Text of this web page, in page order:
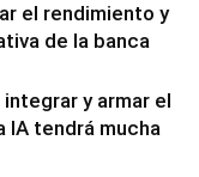
el rendimiento y
de la banca
y armar el
IA tendrá mucha